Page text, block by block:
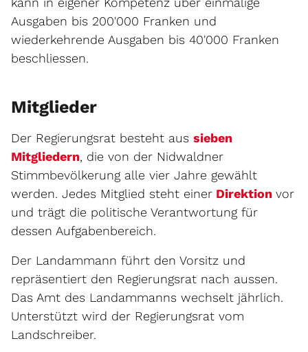
Ausgaben bis 200'000 Franken und
wiederkehrende Ausgaben bis 40'000 Franken
beschliessen.
Mitglieder
Der Regierungsrat besteht aus sieben
Mitgliedern, die von der Nidwaldner
Stimmbevölkerung alle vier Jahre gewählt
werden. Jedes Mitglied steht einer Direktion vor
und trägt die politische Verantwortung für
dessen Aufgabenbereich.
Der Landammann führt den Vorsitz und
repräsentiert den Regierungsrat nach aussen.
Das Amt des Landammanns wechselt jährlich.
Unterstützt wird der Regierungsrat vom
Landschreiber.